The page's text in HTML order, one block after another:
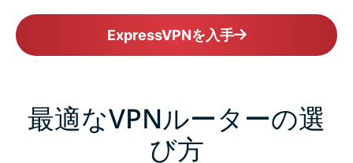
ExpressVPNを入手
最適なVPNルーターの選
び方